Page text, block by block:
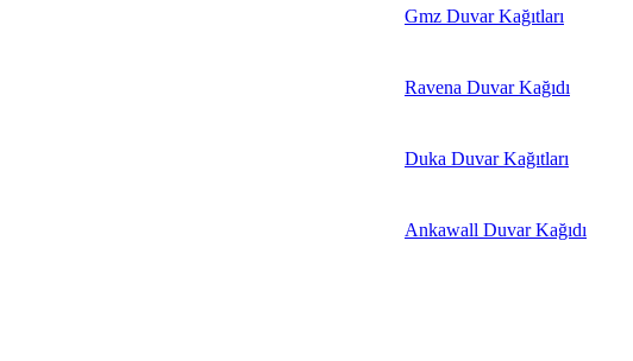
Gmz Duvar Kağıtları
Ravena Duvar Kağıdı
Duka Duvar Kağıtları
Ankawall Duvar Kağıdı